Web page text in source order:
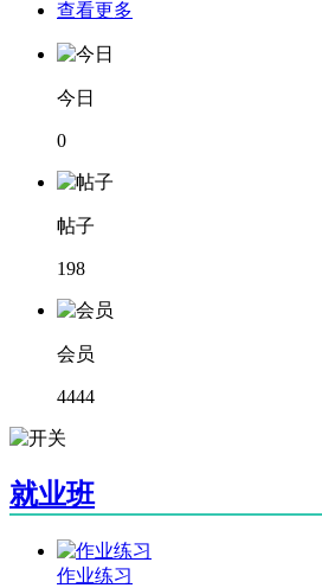
查看更多
今日
0
帖子
198
会员
4444
就业班
作业练习